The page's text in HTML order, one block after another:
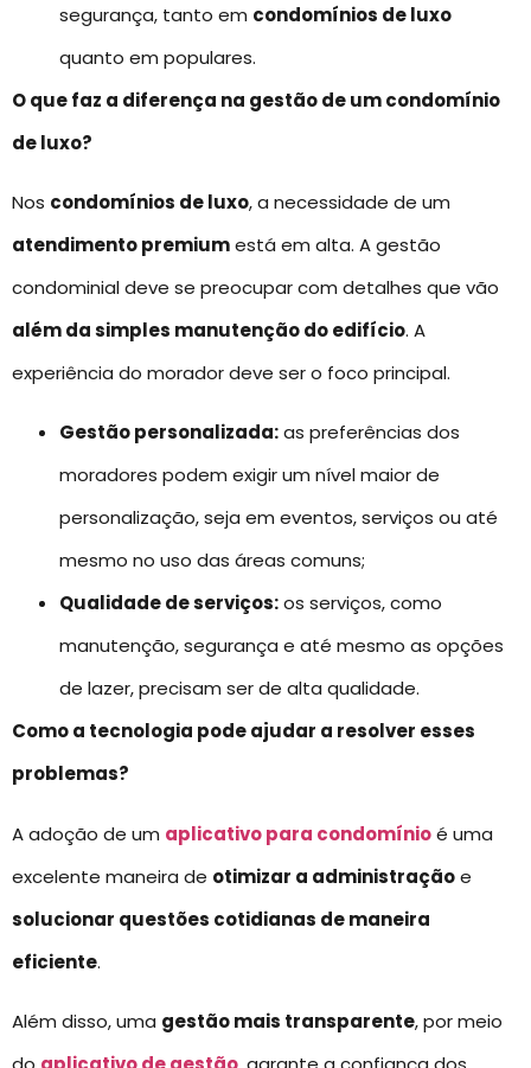
segurança, tanto em condomínios de luxo
quanto em populares.
O que faz a diferença na gestão de um condomínio
de luxo?
Nos condomínios de luxo, a necessidade de um
atendimento premiumestá em alta. A gestão
condominial deve se preocupar com detalhes que vão
além da simples manutenção do edifício. A
experiência do morador deve ser o foco principal.
Gestão personalizada:as preferências dos
moradores podem exigir um nível maior de
personalização, seja em eventos, serviços ou até
mesmo no uso das áreas comuns;
Qualidade de serviços:os serviços, como
manutenção, segurança e até mesmo as opções
de lazer, precisam ser de alta qualidade.
Como a tecnologia pode ajudar a resolver esses
problemas?
A adoção de um aplicativo para condomínioé uma
excelente maneira de otimizar a administraçãoe
solucionar questões cotidianas de maneira
eficiente.
Além disso, uma gestão mais transparente, por meio